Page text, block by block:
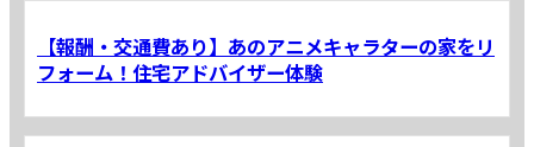
【報酬・交通費あり】あのアニメキャラターの家をリ
フォーム！住宅アドバイザー体験